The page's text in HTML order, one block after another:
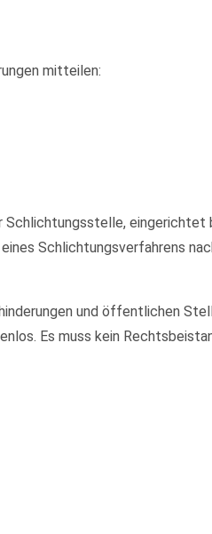
mitteilen:
Schlichtungsstelle, eingerichtet
Schlichtungsverfahrens
und öffentlichen
Es muss kein